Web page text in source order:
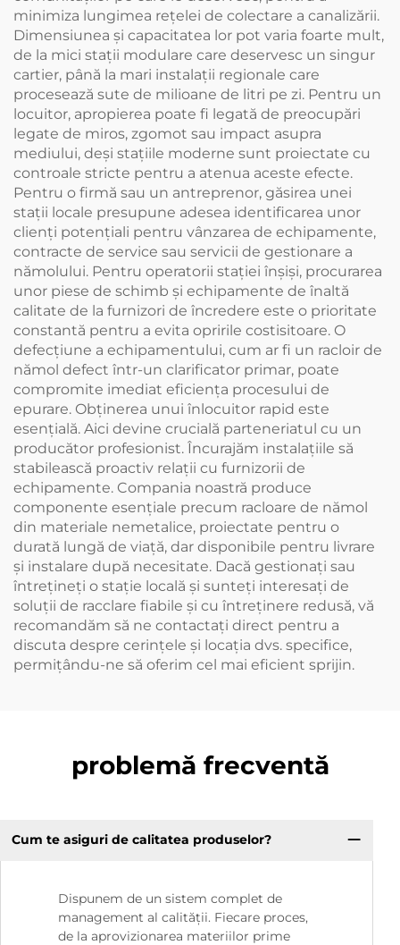
minimiza lungimea rețelei de colectare a canalizării.
Dimensiunea și capacitatea lor pot varia foarte mult,
de la mici stații modulare care deservesc un singur
cartier, până la mari instalații regionale care
procesează sute de milioane de litri pe zi. Pentru un
locuitor, apropierea poate fi legată de preocupări
legate de miros, zgomot sau impact asupra
mediului, deși stațiile moderne sunt proiectate cu
controale stricte pentru a atenua aceste efecte.
Pentru o firmă sau un antreprenor, găsirea unei
stații locale presupune adesea identificarea unor
clienți potențiali pentru vânzarea de echipamente,
contracte de service sau servicii de gestionare a
nămolului. Pentru operatorii stației înșiși, procurarea
unor piese de schimb și echipamente de înaltă
calitate de la furnizori de încredere este o prioritate
constantă pentru a evita opririle costisitoare. O
defecțiune a echipamentului, cum ar fi un racloir de
nămol defect într-un clarificator primar, poate
compromite imediat eficiența procesului de
epurare. Obținerea unui înlocuitor rapid este
esențială. Aici devine crucială parteneriatul cu un
producător profesionist. Încurajăm instalațiile să
stabilească proactiv relații cu furnizorii de
echipamente. Compania noastră produce
componente esențiale precum racloare de nămol
din materiale nemetalice, proiectate pentru o
durată lungă de viață, dar disponibile pentru livrare
și instalare după necesitate. Dacă gestionați sau
întrețineți o stație locală și sunteți interesați de
soluții de racclare fiabile și cu întreținere redusă, vă
recomandăm să ne contactați direct pentru a
discuta despre cerințele și locația dvs. specifice,
permițându-ne să oferim cel mai eficient sprijin.
problemă frecventă
Cum te asiguri de calitatea produselor?
Dispunem de un sistem complet de
management al calității. Fiecare proces,
de la aprovizionarea materiilor prime